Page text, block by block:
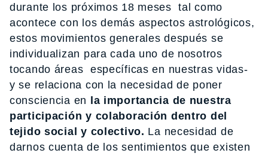
durante los próximos 18 meses tal como
acontece con los demás aspectos astrológicos,
estos movimientos generales después se
individualizan para cada uno de nosotros
tocando áreas específicas en nuestras vidas-
y se relaciona con la necesidad de poner
consciencia en
la importancia de nuestra
participación y colaboración dentro del
tejido social y colectivo. La necesidad de
darnos cuenta de los sentimientos que existen